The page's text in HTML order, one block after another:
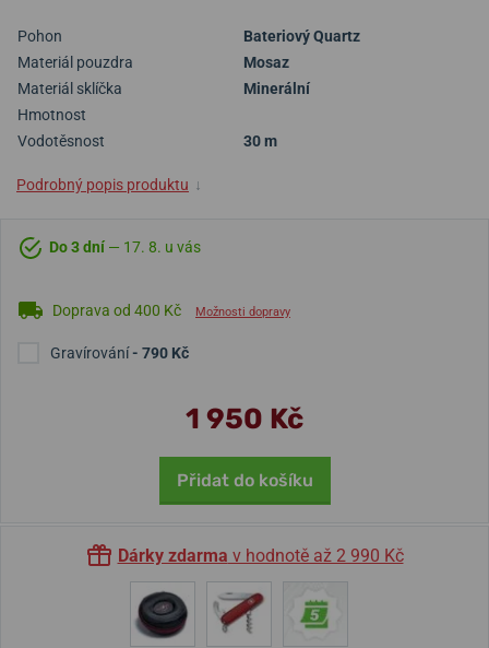
Pohon
Bateriový Quartz
Materiál pouzdra
Mosaz
Materiál sklíčka
Minerální
Hmotnost
Vodotěsnost
30 m
Podrobný popis produktu ↓
Do 3 dní — 17. 8. u vás
Doprava od 400 Kč Možnosti dopravy
Gravírování- 790 Kč
1 950 Kč
Přidat do košíku
Dárky zdarma v hodnotě až 2 990 Kč